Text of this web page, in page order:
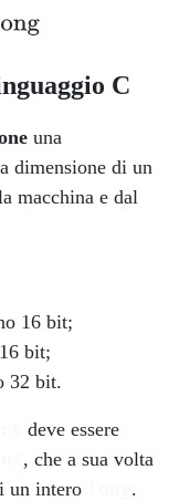
C
una
dimensione di un
macchina e dal
16 bit;
bit;
32 bit.
deve essere
, che a sua volta
un intero
.